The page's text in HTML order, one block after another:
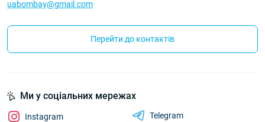
uabombay@gmail.com
Перейти до контактів
Ми у соціальних мережах
Instagram
Telegram